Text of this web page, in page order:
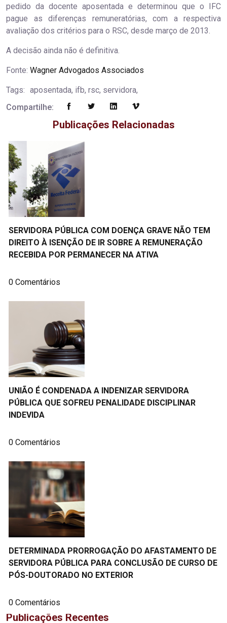
pedido da docente aposentada e determinou que o IFC
pague as diferenças remuneratórias, com a respectiva
avaliação dos critérios para o RSC, desde março de 2013.
A decisão ainda não é definitiva.
Fonte: Wagner Advogados Associados
Tags: aposentada, ifb, rsc, servidora,
Compartilhe:
Publicações Relacionadas
SERVIDORA PÚBLICA COM DOENÇA GRAVE NÃO TEM
DIREITO À ISENÇÃO DE IR SOBRE A REMUNERAÇÃO
RECEBIDA POR PERMANECER NA ATIVA
0 Comentários
UNIÃO É CONDENADA A INDENIZAR SERVIDORA
PÚBLICA QUE SOFREU PENALIDADE DISCIPLINAR
INDEVIDA
0 Comentários
DETERMINADA PRORROGAÇÃO DO AFASTAMENTO DE
SERVIDORA PÚBLICA PARA CONCLUSÃO DE CURSO DE
PÓS-DOUTORADO NO EXTERIOR
0 Comentários
Publicações Recentes